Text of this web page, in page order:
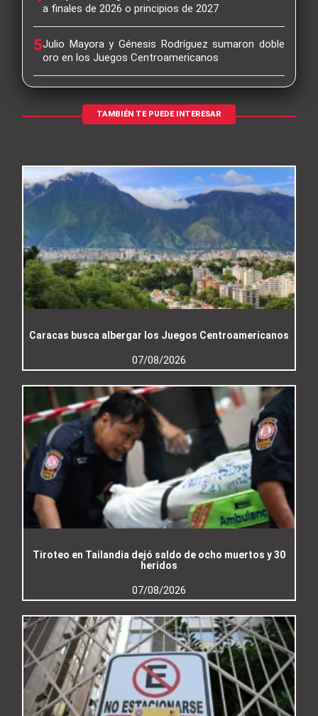
a finales de 2026 o principios de 2027
5Julio Mayora y Génesis Rodríguez sumaron doble
oro en los Juegos Centroamericanos
TAMBIÉN TE PUEDE INTERESAR
Caracas busca albergar los Juegos Centroamericanos
07/08/2026
Tiroteo en Tailandia dejó saldo de ocho muertos y 30
heridos
07/08/2026